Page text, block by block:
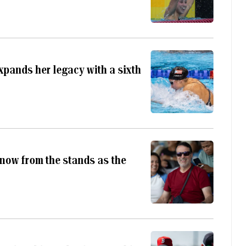
her legacy with a sixth
from the stands as the